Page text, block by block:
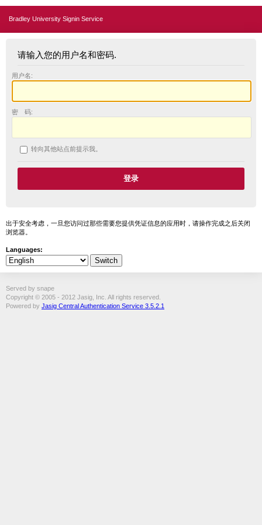
Bradley University Signin Service
请输入您的用户名和密码.
用户名:
密 码:
转向其他站点前提示我。
出于安全考虑，一旦您访问过那些需要您提供凭证信息的应用时，请操作完成之后关闭
浏览器。
Languages:
Served by snape
Copyright © 2005 - 2012 Jasig, Inc. All rights reserved.
Powered by Jasig Central Authentication Service 3.5.2.1